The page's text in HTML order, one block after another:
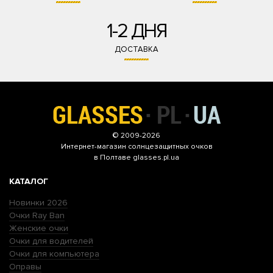
1-2 ДНЯ
ДОСТАВКА
© 2009-2026
Интернет-магазин солнцезащитных очков
в Полтаве glasses.pl.ua
КАТАЛОГ
Новинки 2026
Очки Ray Ban
Женские очки
Очки для водителей
Очки для компьютера
Оправы